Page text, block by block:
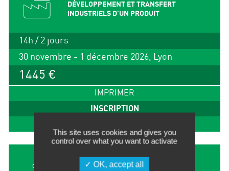
DÉVELOPPEMENT ET TRANSFERT
INDUSTRIELS D’UN PRODUIT
14h / 2 jours
30 novembre - 1 décembre 2026, Lyon
1445 €
IMPRIMER
INSCRIPTION
This site uses cookies and gives you
control over what you want to activate
OK, accept all